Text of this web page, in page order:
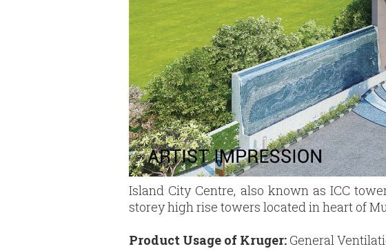
Island City Centre, also known as ICC
storey high rise towers located in heart of
Product Usage of Kruger: General